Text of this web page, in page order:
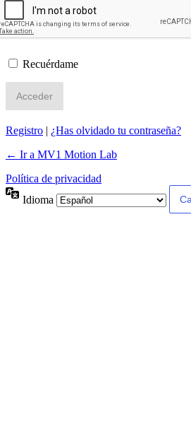
Recuérdame
Registro | ¿Has olvidado tu contraseña?
← Ir a MV1 Motion Lab
Política de privacidad
Idioma